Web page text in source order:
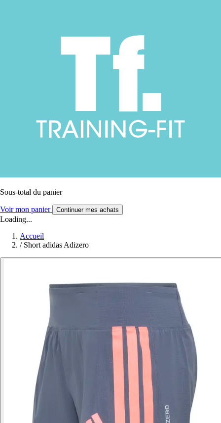
Sous-total du panier
Voir mon panier Continuer mes achats
Loading...
Accueil
/ Short adidas Adizero